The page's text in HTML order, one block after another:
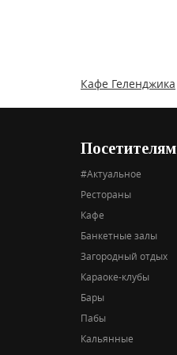
Кафе Геленджика
Посетителям
#Актуальное
Рестораны
Кафе
Банкетные залы
Загородный отдых
Караоке-клубы
Бары
Пабы
Кальянные